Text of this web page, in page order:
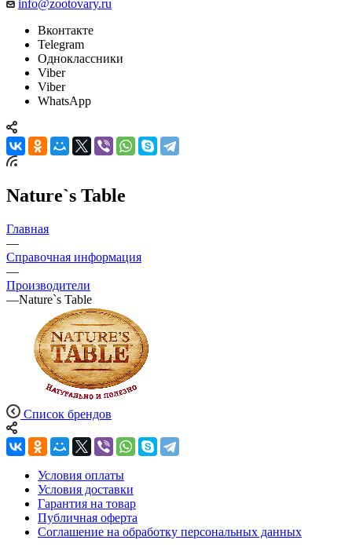
info@zootovary.ru
Вконтакте
Telegram
Одноклассники
Viber
Viber
WhatsApp
Nature`s Table
Главная
—
Справочная информация
—
Производители
—Nature`s Table
Список брендов
Условия оплаты
Условия доставки
Гарантия на товар
Публичная оферта
Соглашение на обработку персональных данных